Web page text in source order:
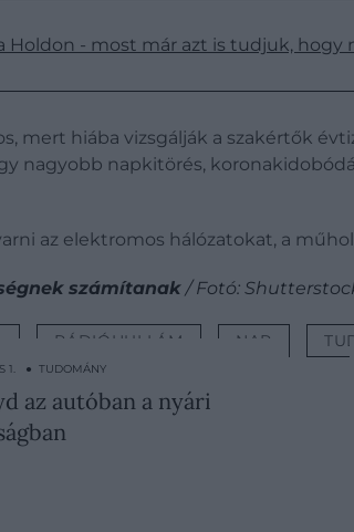
Holdon - most már azt is tudjuk, hogy
mert hiába vizsgálják a szakértők
nagyobb napkitörés,
az elektromos hálózatokat, a
számítanak / Fotó:
RÁDIÓHULLÁM NAP
1. ● TUDOMÁNY
az autóban a nyári